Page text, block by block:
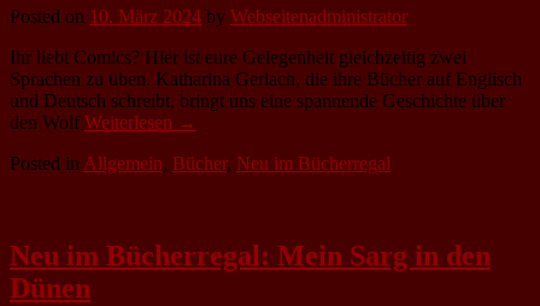
Posted on 10. März 2024 by Webseitenadministrator
Ihr liebt Comics? Hier ist eure Gelegenheit gleichzeitig zwei
Sprachen zu üben. Katharina Gerlach, die ihre Bücher auf Englisch
und Deutsch schreibt, bringt uns eine spannende Geschichte über
den Wolf Weiterlesen →
Posted in Allgemein, Bücher, Neu im Bücherregal
Neu im Bücherregal: Mein Sarg in den
Dünen